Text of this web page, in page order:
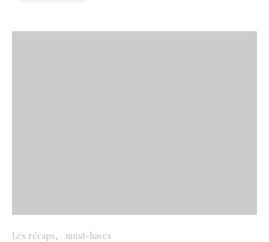
Les récaps must-haves